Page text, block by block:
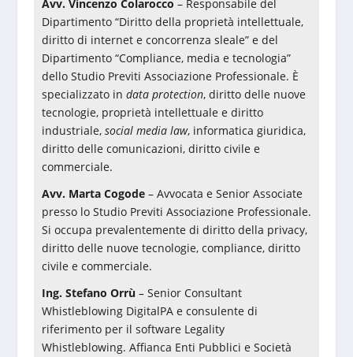
Avv. Vincenzo Colarocco – Responsabile del
Dipartimento “Diritto della proprietà intellettuale,
diritto di internet e concorrenza sleale” e del
Dipartimento “Compliance, media e tecnologia”
dello Studio Previti Associazione Professionale. È
specializzato in data protection, diritto delle nuove
tecnologie, proprietà intellettuale e diritto
industriale, social media law, informatica giuridica,
diritto delle comunicazioni, diritto civile e
commerciale.
Avv. Marta Cogode– Avvocata e Senior Associate
presso lo Studio Previti Associazione Professionale.
Si occupa prevalentemente di diritto della privacy,
diritto delle nuove tecnologie, compliance, diritto
civile e commerciale.
Ing. Stefano Orrù – Senior Consultant
Whistleblowing DigitalPA e consulente di
riferimento per il software Legality
Whistleblowing. Affianca Enti Pubblici e Società